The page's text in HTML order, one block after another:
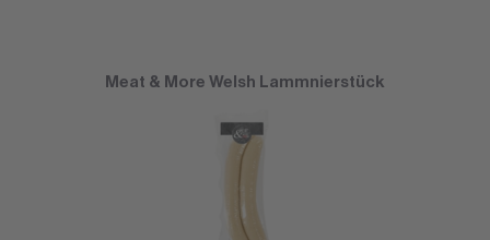
Meat & More Welsh Lammnierstück